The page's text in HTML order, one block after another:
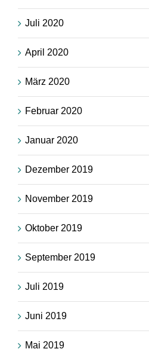
Juli 2020
April 2020
März 2020
Februar 2020
Januar 2020
Dezember 2019
November 2019
Oktober 2019
September 2019
Juli 2019
Juni 2019
Mai 2019